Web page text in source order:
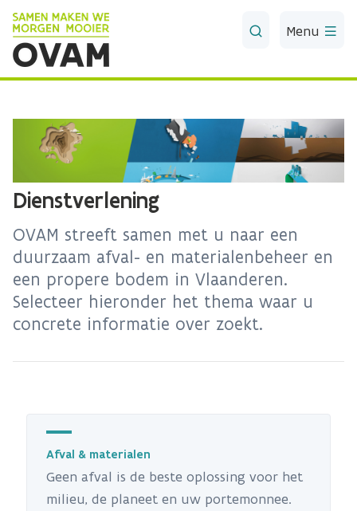
Skip to Main Content
Menu
Dienstverlening
OVAM streeft samen met u naar een
duurzaam afval- en materialenbeheer en
een propere bodem in Vlaanderen.
Selecteer hieronder het thema waar u
concrete informatie over zoekt.
Afval & materialen
Geen afval is de beste oplossing voor het
milieu, de planeet en uw portemonnee.